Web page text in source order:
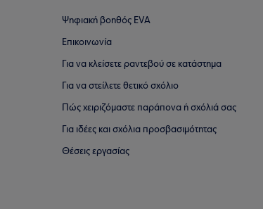
Ψηφιακή βοηθός EVA
Επικοινωνία
Για να κλείσετε ραντεβού σε κατάστημα
Για να στείλετε θετικό σχόλιο
Πώς χειριζόμαστε παράπονα ή σχόλιά σας
Για ιδέες και σχόλια προσβασιμότητας
Θέσεις εργασίας